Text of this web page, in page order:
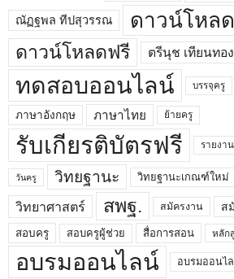
ณัฏฐพล ทีปสุวรรณ ดาวน์โหลด
ดาวน์โหลดฟรี ตรีนุช เทียนทอง
ทดสอบออนไลน์ บรรจุครู
ภาษาอังกฤษ ภาษาไทย ย้ายครู
รับเกียรติบัตรฟรี รายงาน
วันครู วิทยฐานะ วิทยฐานะเกณฑ์ใหม่
วิทยาศาสตร์ สพฐ. สมัครงาน ส
สอบครู สอบครูผู้ช่วย สื่อการสอน หลัก
อบรมออนไลน์ อบรมออนไ